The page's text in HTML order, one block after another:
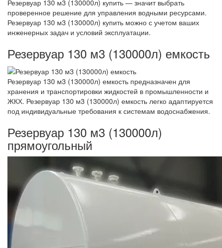
Резервуар 130 м3 (130000л) купить — значит выбрать
проверенное решение для управления водными ресурсами.
Резервуар 130 м3 (130000л) купить можно с учетом ваших
инженерных задач и условий эксплуатации.
Резервуар 130 м3 (130000л) емкость
Резервуар 130 м3 (130000л) емкость предназначен для
хранения и транспортировки жидкостей в промышленности и
ЖКХ. Резервуар 130 м3 (130000л) емкость легко адаптируется
под индивидуальные требования к системам водоснабжения.
Резервуар 130 м3 (130000л)
прямоугольный